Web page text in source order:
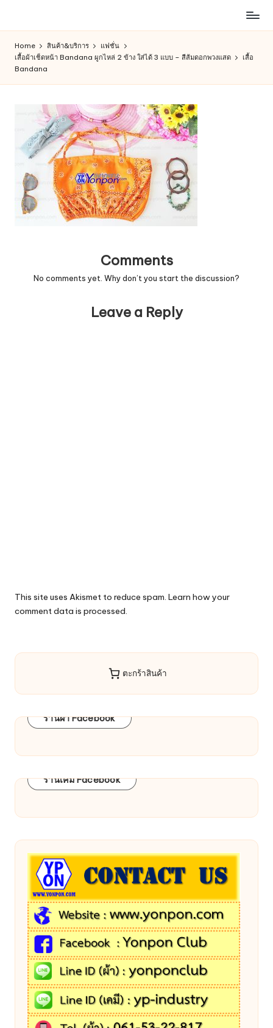
content
สินค้า
ออนไลน์
ช็อป
Home สินค้า&บริการ
แฟชั่น
เสื้อผ้าเช็ดหน้า Bandana ผูกไหล่ 2 ข้าง ใส่ได้ 3 แบบ – สีส้มดอกพวงแสด
เสื้อ
Bandana
Comments
No comments yet. Why don’t you start the discussion?
Leave a Reply
This site uses Akismet to reduce spam. Learn how your
comment data is processed.
ตะกร้าสินค้า
ร้านผ้า Facebook
ร้านเคมี Facebook